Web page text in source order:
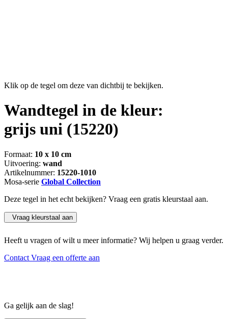
Klik op de tegel om deze van dichtbij te bekijken.
Wandtegel in de kleur:
grijs uni (15220)
Formaat: 10 x 10 cm
Uitvoering: wand
Artikelnummer: 15220-1010
Mosa-serie Global Collection
Deze tegel in het echt bekijken? Vraag een gratis kleurstaal aan.
Vraag kleurstaal aan
Heeft u vragen of wilt u meer informatie? Wij helpen u graag verder.
Contact Vraag een offerte aan
Ga gelijk aan de slag!